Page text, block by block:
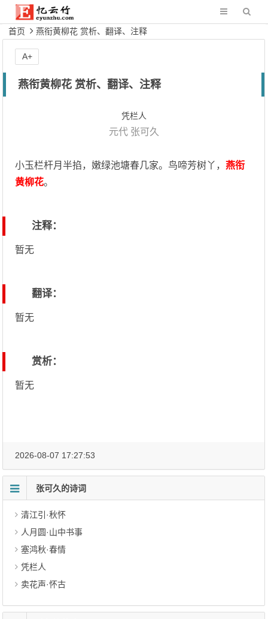
首页 燕衔黄柳花 赏析、翻译、注释
燕衔黄柳花 赏析、翻译、注释
凭栏人
元代 张可久
小玉栏杆月半掐，嫩绿池塘春几家。鸟啼芳树丫，燕衔
黄柳花。
注释：
暂无
翻译：
暂无
赏析：
暂无
A+
2026-08-07 17:27:53
张可久的诗词
清江引·秋怀
人月圆·山中书事
塞鸿秋·春情
凭栏人
卖花声·怀古